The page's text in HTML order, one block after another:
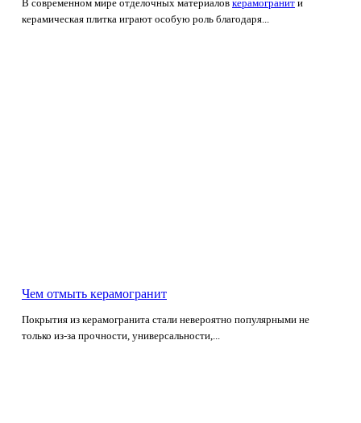
В современном мире отделочных материалов керамогранит и
керамическая плитка играют особую роль благодаря...
Чем отмыть керамогранит
Покрытия из керамогранита стали невероятно популярными не
только из-за прочности, универсальности,...